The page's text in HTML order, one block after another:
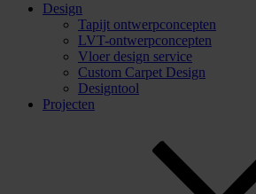
Design
Tapijt ontwerpconcepten
LVT-ontwerpconcepten
Vloer design service
Custom Carpet Design
Designtool
Projecten